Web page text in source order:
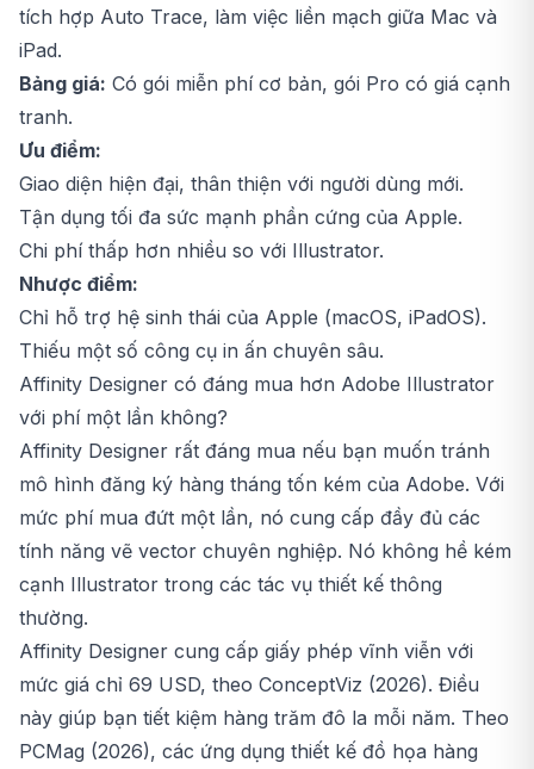
tích hợp Auto Trace, làm việc liền mạch giữa Mac và
iPad.
Bảng giá: Có gói miễn phí cơ bản, gói Pro có giá cạnh
tranh.
Ưu điểm:
Giao diện hiện đại, thân thiện với người dùng mới.
Tận dụng tối đa sức mạnh phần cứng của Apple.
Chi phí thấp hơn nhiều so với Illustrator.
Nhược điểm:
Chỉ hỗ trợ hệ sinh thái của Apple (macOS, iPadOS).
Thiếu một số công cụ in ấn chuyên sâu.
Affinity Designer có đáng mua hơn Adobe Illustrator
với phí một lần không?
Affinity Designer rất đáng mua nếu bạn muốn tránh
mô hình đăng ký hàng tháng tốn kém của Adobe. Với
mức phí mua đứt một lần, nó cung cấp đầy đủ các
tính năng vẽ vector chuyên nghiệp. Nó không hề kém
cạnh Illustrator trong các tác vụ thiết kế thông
thường.
Affinity Designer cung cấp giấy phép vĩnh viễn với
mức giá chỉ 69 USD, theo ConceptViz (2026). Điều
này giúp bạn tiết kiệm hàng trăm đô la mỗi năm. Theo
PCMag (2026), các ứng dụng thiết kế đồ họa hàng